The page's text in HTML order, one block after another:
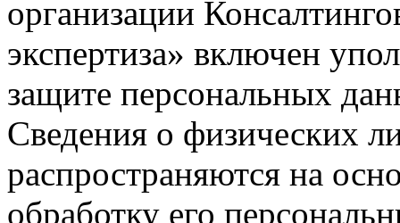
организации
экспертиза» включен
защите персональных
Сведения о физических
распространяются на
обработку его